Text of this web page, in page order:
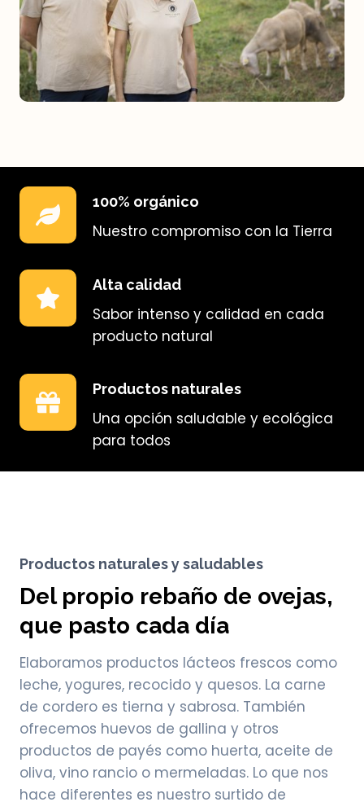
100% orgánico
Nuestro compromiso con la Tierra
Alta calidad
Sabor intenso y calidad en cada
producto natural
Productos naturales
Una opción saludable y ecológica
para todos
Productos naturales y saludables
Del propio rebaño de ovejas,
que pasto cada día
Elaboramos productos lácteos frescos como
leche, yogures, recocido y quesos. La carne
de cordero es tierna y sabrosa. También
ofrecemos huevos de gallina y otros
productos de payés como huerta, aceite de
oliva, vino rancio o mermeladas. Lo que nos
hace diferentes es nuestro surtido de